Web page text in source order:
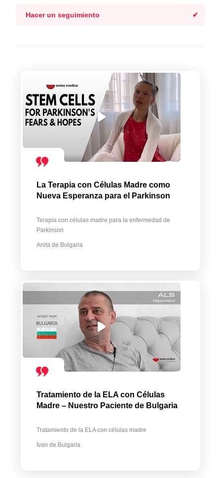
Hacer un seguimiento
La Terapia con Células Madre como
Nueva Esperanza para el Parkinson
Terapia con células madre para la enfermedad de
Parkinson
Anita de Bulgaria
Tratamiento de la ELA con Células
Madre – Nuestro Paciente de Bulgaria
Tratamiento de la ELA con células madre
Ivan de Bulgaria